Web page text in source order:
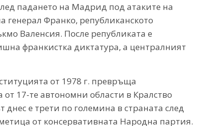
падането на Мадрид под атаките на
генерал Франко, републиканското
Валенсия. После републиката е
франкистка диктатура, а централният
от 1978 г. превръща
17-те автономни области в Кралство
е трети по големина в страната след
от консервативната Народна партия.